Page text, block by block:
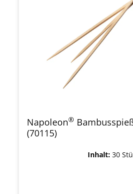
Napoleon®
(70115)
Inhalt: 30